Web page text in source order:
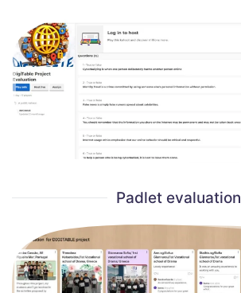
Padlet evaluation